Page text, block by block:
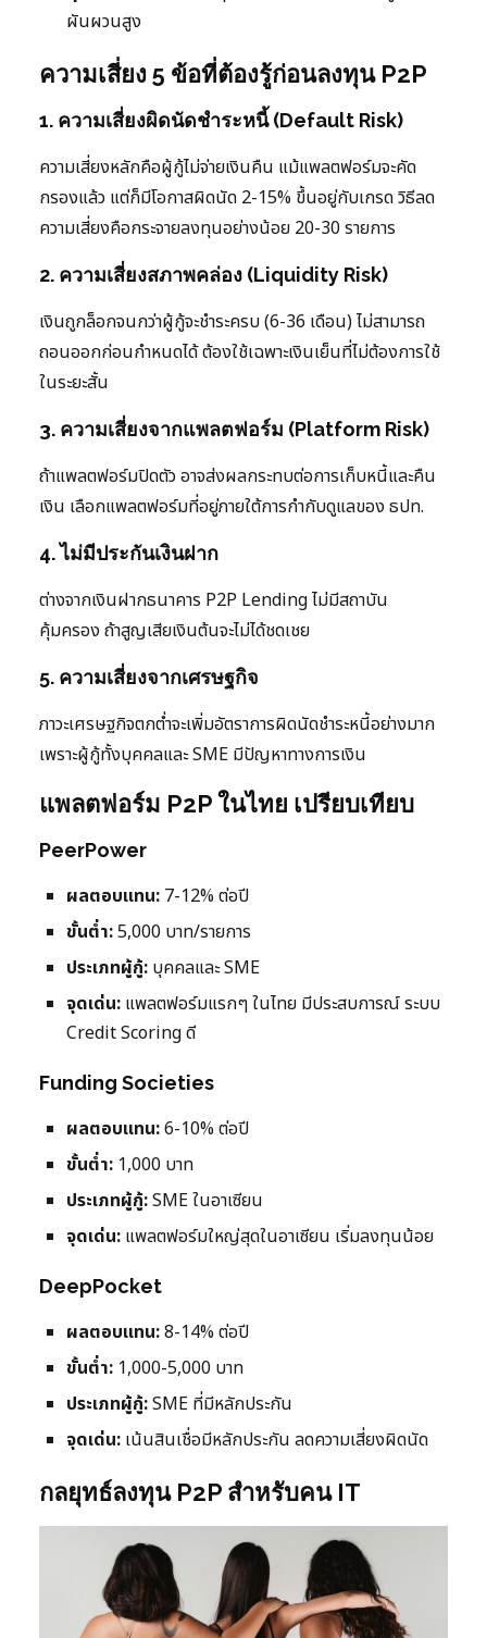
ผันผวนสูง
ความเสี่ยง 5 ข้อที่ต้องรู้ก่อนลงทุน P2P
1. ความเสี่ยงผิดนัดชำระหนี้ (Default Risk)
ความเสี่ยงหลักคือผู้กู้ไม่จ่ายเงินคืน แม้แพลตฟอร์มจะคัด
กรองแล้ว แต่ก็มีโอกาสผิดนัด 2-15% ขึ้นอยู่กับเกรด วิธีลด
ความเสี่ยงคือกระจายลงทุนอย่างน้อย 20-30 รายการ
2. ความเสี่ยงสภาพคล่อง (Liquidity Risk)
เงินถูกล็อกจนกว่าผู้กู้จะชำระครบ (6-36 เดือน) ไม่สามารถ
ถอนออกก่อนกำหนดได้ ต้องใช้เฉพาะเงินเย็นที่ไม่ต้องการใช้
ในระยะสั้น
3. ความเสี่ยงจากแพลตฟอร์ม (Platform Risk)
ถ้าแพลตฟอร์มปิดตัว อาจส่งผลกระทบต่อการเก็บหนี้และคืน
เงิน เลือกแพลตฟอร์มที่อยู่ภายใต้การกำกับดูแลของ ธปท.
4. ไม่มีประกันเงินฝาก
ต่างจากเงินฝากธนาคาร P2P Lending ไม่มีสถาบัน
คุ้มครอง ถ้าสูญเสียเงินต้นจะไม่ได้ชดเชย
5. ความเสี่ยงจากเศรษฐกิจ
ภาวะเศรษฐกิจตกต่ำจะเพิ่มอัตราการผิดนัดชำระหนี้อย่างมาก
เพราะผู้กู้ทั้งบุคคลและ SME มีปัญหาทางการเงิน
แพลตฟอร์ม P2P ในไทย เปรียบเทียบ
PeerPower
ผลตอบแทน: 7-12% ต่อปี
ขั้นต่ำ:5,000 บาท/รายการ
ประเภทผู้กู้: บุคคลและ SME
จุดเด่น: แพลตฟอร์มแรกๆ ในไทย มีประสบการณ์ ระบบ
Credit Scoring ดี
Funding Societies
ผลตอบแทน:6-10% ต่อปี
ขั้นต่ำ: 1,000 บาท
ประเภทผู้กู้:SME ในอาเซียน
จุดเด่น: แพลตฟอร์มใหญ่สุดในอาเซียน เริ่มลงทุนน้อย
DeepPocket
ผลตอบแทน:8-14% ต่อปี
ขั้นต่ำ: 1,000-5,000 บาท
ประเภทผู้กู้:SME ที่มีหลักประกัน
จุดเด่น: เน้นสินเชื่อมีหลักประกัน ลดความเสี่ยงผิดนัด
กลยุทธ์ลงทุน P2P สำหรับคน IT